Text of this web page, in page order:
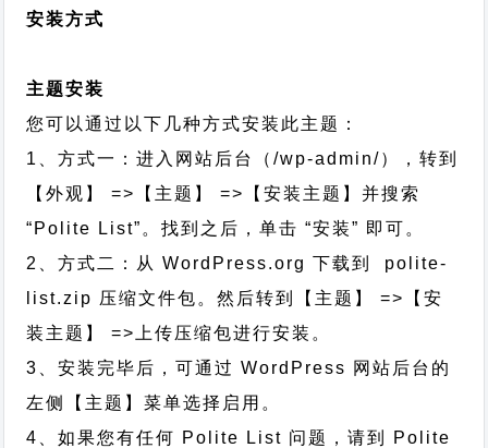
安装方式
主题安装
您可以通过以下几种方式安装此主题：
1、方式一：进入网站后台（/wp-admin/），转到
【外观】 =>【主题】 =>【安装主题】并搜索
“Polite List”。找到之后，单击 “安装” 即可。
2、方式二：从 WordPress.org 下载到 polite-
list.zip 压缩文件包。然后转到【主题】 =>【安
装主题】 =>上传压缩包进行安装。
3、安装完毕后，可通过 WordPress 网站后台的
左侧【主题】菜单选择启用。
4、如果您有任何 Polite List 问题，请到 Polite